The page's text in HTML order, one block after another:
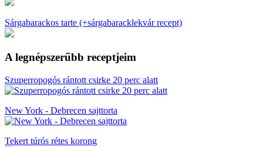
Sárgabarackos tarte (+sárgabaracklekvár recept)
A legnépszerűbb receptjeim
Szuperropogós rántott csirke 20 perc alatt
New York - Debrecen sajttorta
Tekert túrós rétes korong